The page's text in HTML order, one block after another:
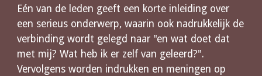
Eén van de leden geeft een korte inleiding over
een serieus onderwerp, waarin ook nadrukkelijk de
verbinding wordt gelegd naar "en wat doet dat
met mij? Wat heb ik er zelf van geleerd?".
Vervolgens worden indrukken en meningen op